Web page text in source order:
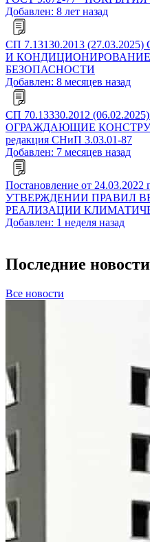
Добавлен: 8 лет назад
СП 7.13130.2013
И
БЕЗОПАСНОСТИ
Добавлен: 8 месяцев назад
СП 70.13330.2012
ОГРАЖДАЮЩИЕ
редакция СНиП 3.03.01-87
Добавлен: 7 месяцев назад
Постановление от
УТВЕРЖДЕНИИ ПРАВИЛ
РЕАЛИЗАЦИИ
Добавлен: 1 неделя назад
Последние новости
Все новости